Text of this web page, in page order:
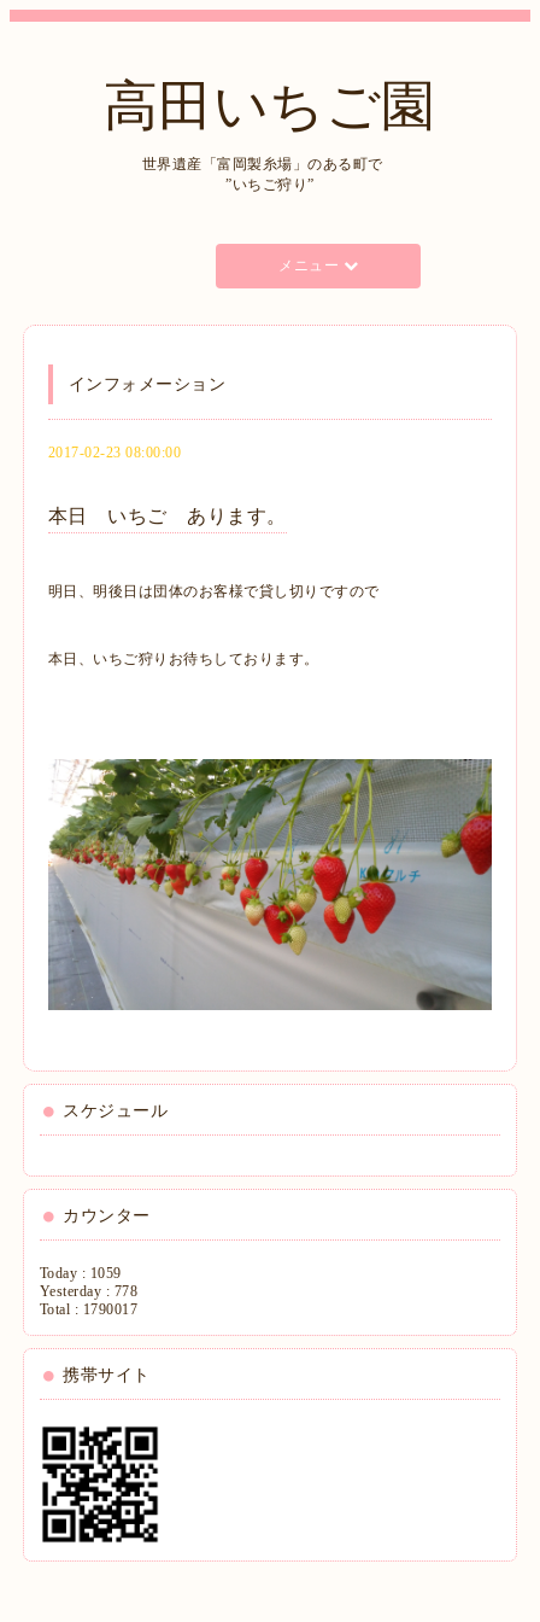
高田いちご園
世界遺産「富岡製糸場」のある町で
”いちご狩り”
メニュー
インフォメーション
2017-02-23 08:00:00
本日 いちご あります。
明日、明後日は団体のお客様で貸し切りですので
本日、いちご狩りお待ちしております。
スケジュール
カウンター
Today : 1059
Yesterday : 778
Total : 1790017
携帯サイト